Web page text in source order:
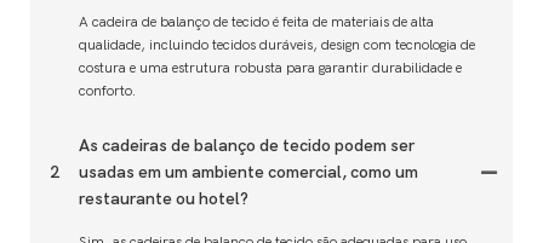
A cadeira de balanço de tecido é feita de materiais de alta
qualidade, incluindo tecidos duráveis, design com tecnologia de
costura e uma estrutura robusta para garantir durabilidade e
conforto.
2
As cadeiras de balanço de tecido podem ser
usadas em um ambiente comercial, como um
restaurante ou hotel?